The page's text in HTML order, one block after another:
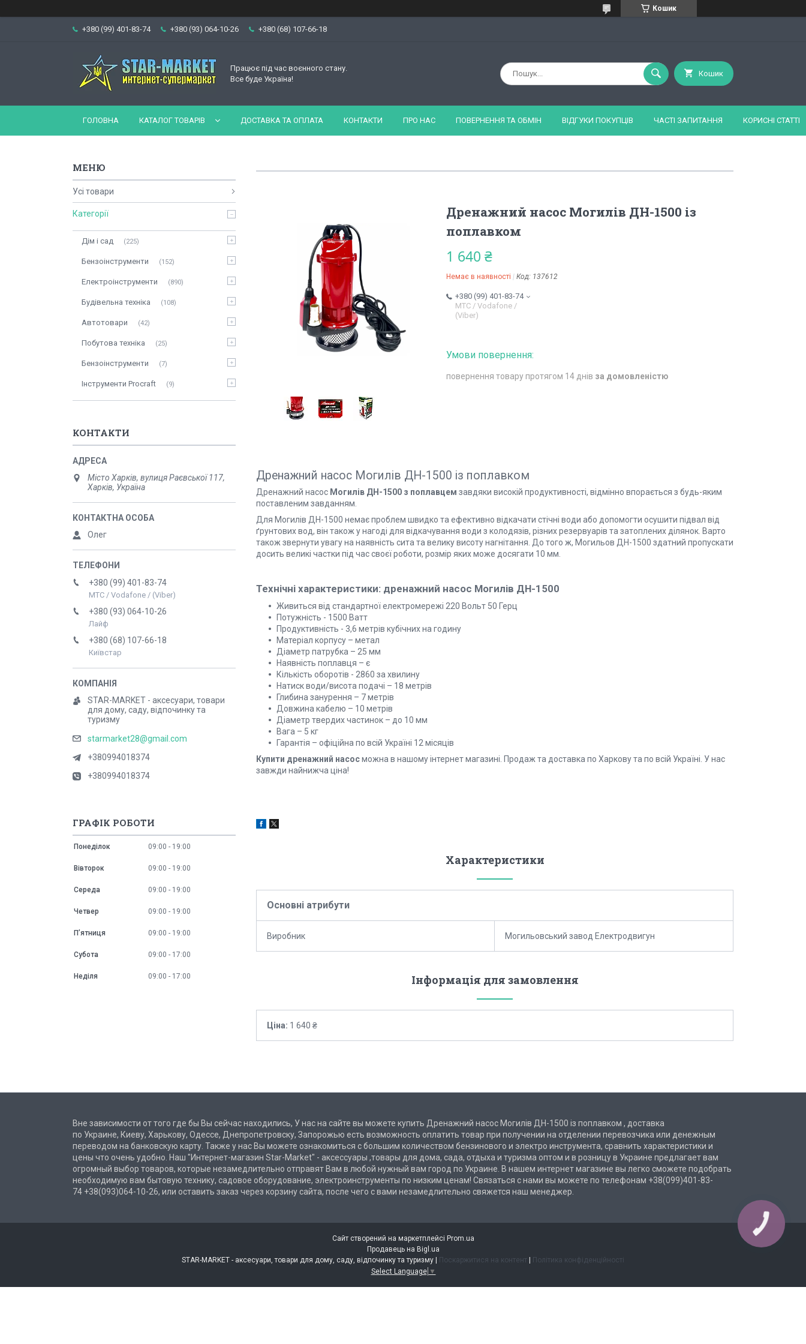
Кошик
+380 (99) 401-83-74 +380 (93) 064-10-26 +380 (68) 107-66-18
Працює під час воєнного стану.
Все буде Україна!
Кошик
ГОЛОВНА КАТАЛОГ ТОВАРІВ ДОСТАВКА ТА ОПЛАТА КОНТАКТИ ПРО НАС ПОВЕРНЕННЯ ТА ОБМІН ВІДГУКИ ПОКУПЦІВ ЧАСТІ ЗАПИТАННЯ КОРИСНІ СТАТТІ
Дренажний насос Могилів ДН-1500 із
поплавком
1 640 ₴
Немає в наявності Код: 137612
+380 (99) 401-83-74
МТС / Vodafone /
(Viber)
повернення товару протягом 14 днів за домовленістю
Дренажний насос Могилів ДН-1500 із поплавком
Дренажний насос Могилів ДН-1500 з поплавцем завдяки високій продуктивності, відмінно впорається з будь-яким
поставленим завданням.
Для Могилів ДН-1500 немає проблем швидко та ефективно відкачати стічні води або допомогти осушити підвал від
ґрунтових вод, він також у нагоді для відкачування води з колодязів, різних резервуарів та затоплених ділянок. Варто
також звернути увагу на наявність сита та велику висоту нагнітання. До того ж, Могильов ДН-1500 здатний пропускати
досить великі частки під час своєї роботи, розмір яких може досягати 10 мм.
Технічні характеристики: дренажний насос Могилів ДН-1500
Живиться від стандартної електромережі 220 Вольт 50 Герц
Потужність - 1500 Ватт
Продуктивність - 3,6 метрів кубічних на годину
Матеріал корпусу – метал
Діаметр патрубка – 25 мм
Наявність поплавця – є
Кількість оборотів - 2860 за хвилину
Натиск води/висота подачі – 18 метрів
Глибина занурення – 7 метрів
Довжина кабелю – 10 метрів
Діаметр твердих частинок – до 10 мм
Вага – 5 кг
Гарантія – офіційна по всій Україні 12 місяців
Купити дренажний насосможна в нашому інтернет магазині. Продаж та доставка по Харкову та по всій Україні. У нас
завжди найнижча ціна!
Характеристики
Основні атрибути
Виробник Могильовський завод Електродвигун
Інформація для замовлення
Ціна: 1 640 ₴
Усі товари
Категорії
Дім і сад 225
Бензоінструменти 152
Електроінструменти 890
Будівельна техніка 108
Автотовари 42
Побутова техніка 25
Бензоінструменти 7
Інструменти Procraft 9
КОНТАКТИ
Місто Харків, вулиця Раєвської 117,
Харків, Україна
Олег
+380 (99) 401-83-74
МТС / Vodafone / (Viber)
+380 (93) 064-10-26
Лайф
+380 (68) 107-66-18
Київстар
STAR-MARKET - аксесуари, товари
для дому, саду, відпочинку та
туризму
starmarket28@gmail.com
+380994018374
+380994018374
ГРАФІК РОБОТИ
Понеділок 09:00 19:00
Вівторок 09:00 19:00
Середа 09:00 19:00
Четвер 09:00 19:00
Пʼятниця 09:00 19:00
Субота 09:00 17:00
Неділя 09:00 17:00
Вне зависимости от того где бы Вы сейчас находились, У нас на сайте вы можете купить Дренажний насос Могилів ДН-1500 із поплавком , доставка
по Украине, Киеву, Харькову, Одессе, Днепропетровску, Запорожью есть возможность оплатить товар при получении на отделении перевозчика или денежным
переводом на банковскую карту. Также у нас Вы можете ознакомиться с большим количеством бензинового и электро инструмента, сравнить характеристики и
цены что очень удобно. Наш "Интернет-магазин Star-Market" - аксессуары ,товары для дома, сада, отдыха и туризма оптом и в розницу в Украине предлагает вам
огромный выбор товаров, которые незамедлительно отправят Вам в любой нужный вам город по Украине. В нашем интернет магазине вы легко сможете подобрать
необходимую вам бытовую технику, садовое оборудование, электроинструменты по низким ценам! Связаться с нами вы можете по телефонам +38(099)401-83-
74 +38(093)064-10-26, или оставить заказ через корзину сайта, после чего с вами незамедлительно свяжется наш менеджер.
Сайт створений на маркетплейсі Prom.ua
Продавець на Bigl.ua
STAR-MARKET - аксесуари, товари для дому, саду, відпочинку та туризму | Поскаржитися на контент | Політика конфіденційності
Select Language ▼
КНОПКА
ЗВ'ЯЗКУ